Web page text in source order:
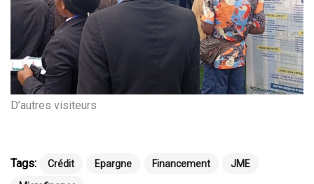
D’autres visiteurs
Tags: Crédit Epargne Financement
JME